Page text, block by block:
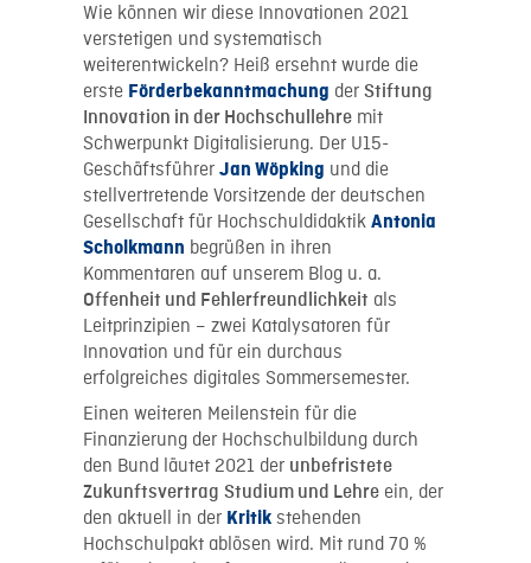
Wie können wir diese Innovationen 2021
verstetigen und systematisch
weiterentwickeln? Heiß ersehnt wurde die
erste Förderbekanntmachung der Stiftung
Innovation in der Hochschullehre mit
Schwerpunkt Digitalisierung. Der U15-
Geschäftsführer Jan Wöpking und die
stellvertretende Vorsitzende der deutschen
Gesellschaft für Hochschuldidaktik Antonia
Scholkmann begrüßen in ihren
Kommentaren auf unserem Blog u. a.
Offenheit und Fehlerfreundlichkeit als
Leitprinzipien – zwei Katalysatoren für
Innovation und für ein durchaus
erfolgreiches digitales Sommersemester.
Einen weiteren Meilenstein für die
Finanzierung der Hochschulbildung durch
den Bund läutet 2021 der unbefristete
Zukunftsvertrag Studium und Lehre ein, der
den aktuell in der Kritik stehenden
Hochschulpakt ablösen wird. Mit rund 70 %